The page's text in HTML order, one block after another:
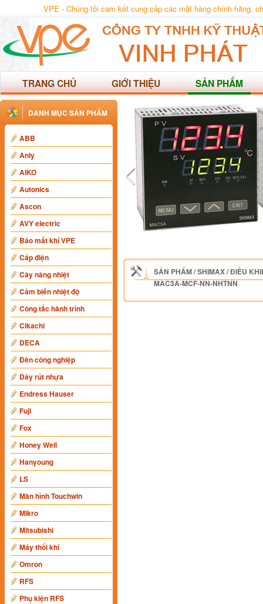
VPE - Chúng tôi cam kết cung cấp các mặt hàng chính hãng,
TRANG CHỦ GIỚI THIỆU SẢN PHẨM
DANH MỤC SẢN PHẨM
ABB
Anly
AIKO
Autonics
Ascon
AVY electric
Báo mất khí VPE
Cáp điện
Cây nâng nhiệt
Cảm biến nhiệt độ
Công tắc hành trình
Cikachi
DECA
Đèn công nghiệp
Dây rút nhựa
Endress Hauser
Fuji
Fox
Honey Well
Hanyoung
LS
Màn hình Touchwin
Mikro
Mitsubishi
Máy thổi khí
Omron
RFS
Phụ kiện RFS
SẢN PHẨM/SHIMAX/ĐIỀU
MAC3A-MCF-NN-NHTNN